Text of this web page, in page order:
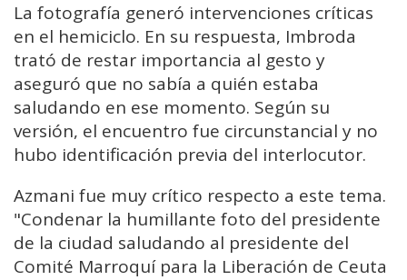
La fotografía generó intervenciones críticas
en el hemiciclo. En su respuesta, Imbroda
trató de restar importancia al gesto y
aseguró que no sabía a quién estaba
saludando en ese momento. Según su
versión, el encuentro fue circunstancial y no
hubo identificación previa del interlocutor.
Azmani fue muy crítico respecto a este tema.
"Condenar la humillante foto del presidente
de la ciudad saludando al presidente del
Comité Marroquí para la Liberación de Ceuta